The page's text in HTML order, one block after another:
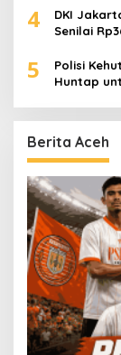
4
DKI
Senilai
5
Polisi
Huntap
Berita Aceh